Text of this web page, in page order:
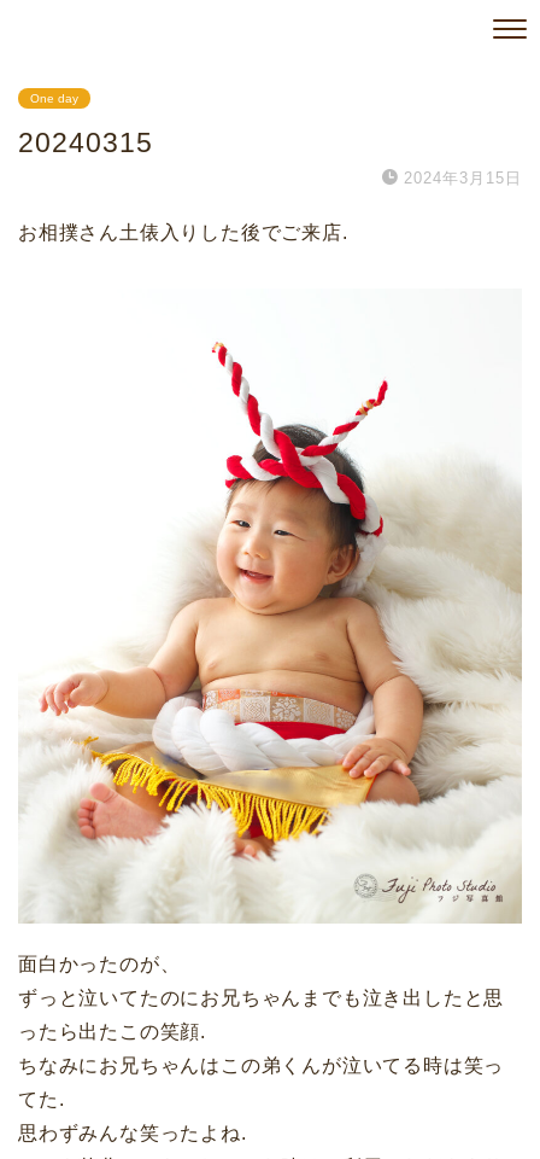
One day
20240315
2024年3月15日
お相撲さん土俵入りした後でご来店.
面白かったのが、
ずっと泣いてたのにお兄ちゃんまでも泣き出したと思
ったら出たこの笑顔.
ちなみにお兄ちゃんはこの弟くんが泣いてる時は笑っ
てた.
思わずみんな笑ったよね.